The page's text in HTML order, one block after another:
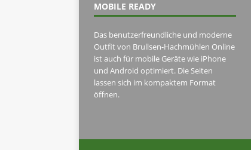
MOBILE READY
Das benutzerfreundliche und moderne
Outfit von Brullsen-Hachmühlen Online
ist auch für mobile Geräte wie iPhone
und Android optimiert. Die Seiten
lassen sich im kompaktem Format
öffnen.